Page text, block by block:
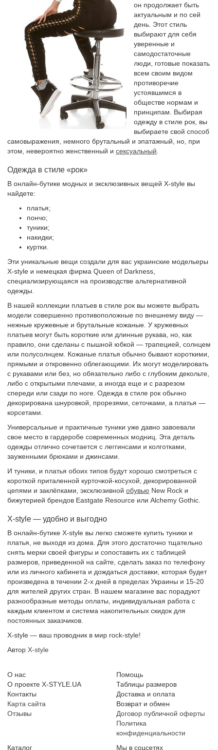
он продолжает быть
актуальным и по сей
день. Этот стиль
выбирают для себя
уверенные и
самодостаточные
люди, готовые показать
всем своим видом
противоречие
устоявшимся в
обществе нормам и
принципам. Выбирая
одежду в стиле рок, вы
выбираете свой способ
самовыражения, немного брутальный и эпатажный, но, при
этом, невероятно женственный и сексуальный.
Одежда в стиле «рок»
В онлайн-бутике модных и эксклюзивных вещей X-style вы
найдете:
платья;
пончо;
туники;
накидки;
куртки.
Эти уникальные вещи создали для вас украинские модельеры
X-style и немецкая фирма Queen of Darkness,
специализирующаяся на производстве альтернативной
одежды.
В нашей коллекции платьев в стиле рок вы можете выбрать
модели совершенно противоположные по внешнему виду —
нежные кружевные и брутальные кожаные. У кружевных
платьев могут быть короткие или длинные рукава, но, как
правило, они сделаны с пышной юбкой — трапецией, солнцем
или полусолнцем. Кожаные платья обычно бывают короткими,
прямыми и откровенно облегающими. Их могут моделировать
с рукавами или без, но обязательно либо с глубоким декольте,
либо с открытыми плечами, а иногда еще и с разрезом
спереди или сзади по ноге. Одежда в стиле рок обычно
декорирована шнуровкой, прорезями, сеточками, а платья —
корсетами.
Универсальные и практичные туники уже давно завоевали
свое место в гардеробе современных модниц. Эта деталь
одежды отлично сочетается с леггинсами и колготками,
зауженными брюками и джинсами.
И туники, и платья обоих типов будут хорошо смотреться с
короткой приталенной курточкой-косухой, декорированной
цепями и заклёпками, эксклюзивной обувью New Rock и
бижутерией брендов Eastgate Resource или Alchemy Gothic.
X-style — удобно и выгодно
В онлайн-бутике X-style вы легко сможете купить туники и
платья, не выходя из дома. Для этого достаточно тщательно
снять мерки своей фигуры и сопоставить их с таблицей
размеров, приведенной на сайте, сделать заказ по телефону
или из личного кабинета и дождаться доставки, которая будет
произведена в течении 2-х дней в пределах Украины и 15-20
для жителей других стран. В нашем магазине вас порадуют
разнообразные методы оплаты, индивидуальная работа с
каждым клиентом и система накопительных скидок для
постоянных заказчиков.
X-style — ваш проводник в мир rock-style!
Автор X-style
О нас
О проекте X-STYLE.UA
Контакты
Карта сайта
Отзывы
Помощь
Таблицы размеров
Доставка и оплата
Возврат и обмен
Договор публичной оферты
Политика
конфиденциальности
Каталог
Мы в соцсетях